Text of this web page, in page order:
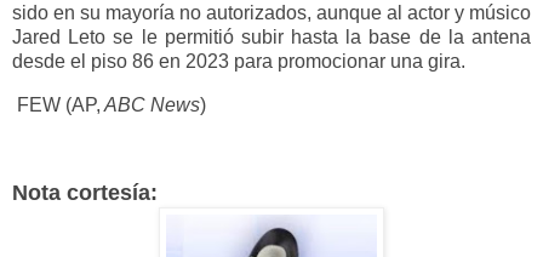
sido en su mayoría no autorizados, aunque al actor y músico
Jared Leto se le permitió subir hasta la base de la antena
desde el piso 86 en 2023 para promocionar una gira.
FEW (AP, ABC News)
Nota cortesía: